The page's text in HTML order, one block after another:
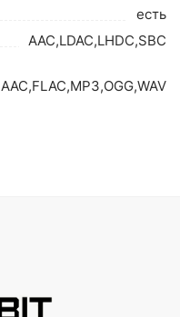
есть
AAC,LDAC,LHDC,SBC
AAC,FLAC,MP3,OGG,WAV